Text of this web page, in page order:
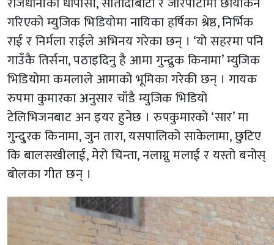
गरिएको म्युजिक भिडियोमा नायिका हर्षिका श्रेष्ठ, निर्भिक
राई र निर्मला राईले अभिनय गरेका छन् । ‘यो सहरमा पनि
गाउँकै तिर्सना, पठाइदिनु है आमा गुन्द्रुक किनामा’ म्युजिक
भिडियोमा कमलाले आमाको भूमिका गरेकी छन् । गायक
रुपमा कुमारका अनुसार चाँडै म्युजिक भिडियो
टेलिभिजनबाट अन इयर हुनेछ । रुपकुमारको ‘सार’ मा
गुन्दु्रक किनामा, जुन तारा, यसपालिको साकेलामा, छुटिए
कि बालसखीलाई, मेरो चिन्ता, नलाग्नु मलाई र यस्तो बनोस्
बोलका गीत छन् ।